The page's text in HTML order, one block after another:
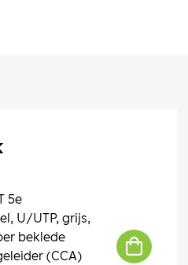
5e
U/UTP, grijs,
beklede
(CCA)